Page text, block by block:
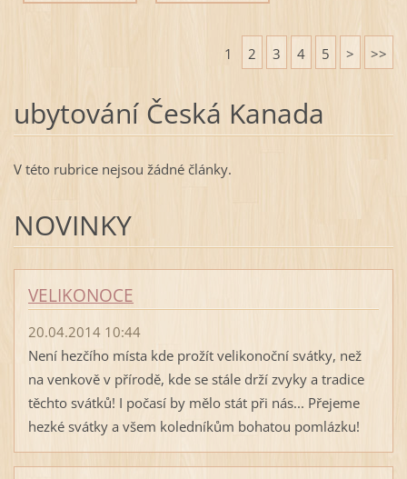
1 2 3 4 5 > >>
ubytování Česká Kanada
V této rubrice nejsou žádné články.
NOVINKY
VELIKONOCE
20.04.2014 10:44
Není hezčího místa kde prožít velikonoční svátky, než
na venkově v přírodě, kde se stále drží zvyky a tradice
těchto svátků! I počasí by mělo stát při nás... Přejeme
hezké svátky a všem koledníkům bohatou pomlázku!